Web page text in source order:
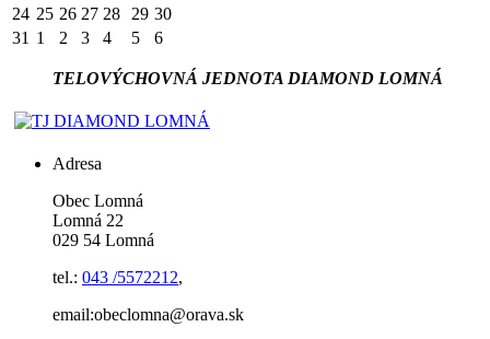
24 25 26 27 28 29 30
31 1 2 3 4 5 6
TELOVÝCHOVNÁ JEDNOTA DIAMOND LOMNÁ
Adresa
Obec Lomná
Lomná 22
029 54 Lomná
tel.: 043 /5572212,
email:obeclomna@orava.sk